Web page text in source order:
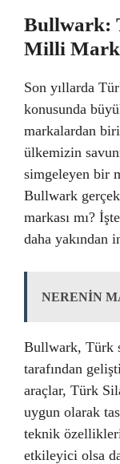
Bullwark:
Milli
Son yıllarda
konusunda
markalardan
ülkemizin
simgeleyen bir
Bullwark
markası mı?
daha yakından
NERENİN
Bullwark, Türk
tarafından
araçlar, Türk
uygun olarak
teknik özellikleri
etkileyici olsa